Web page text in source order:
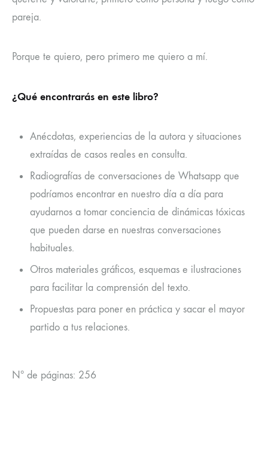
pareja.
Porque te quiero, pero primero me quiero a mí.
¿Qué encontrarás en este libro?
Anécdotas, experiencias de la autora y situaciones
extraídas de casos reales en consulta.
Radiografías de conversaciones de Whatsapp que
podríamos encontrar en nuestro día a día para
ayudarnos a tomar conciencia de dinámicas tóxicas
que pueden darse en nuestras conversaciones
habituales.
Otros materiales gráficos, esquemas e ilustraciones
para facilitar la comprensión del texto.
Propuestas para poner en práctica y sacar el mayor
partido a tus relaciones.
Nº de páginas: 256